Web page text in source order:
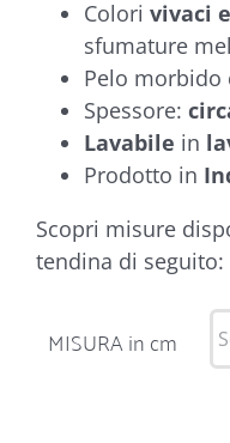
Colori vivaci
sfumature
Pelo morbido
Spessore:
Lavabile in
Prodotto in
Scopri misure
tendina di seguito:
MISURA in cm